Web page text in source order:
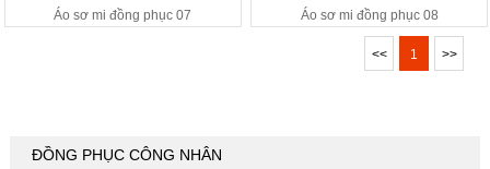
Áo sơ mi đồng phục 07 Áo sơ mi đồng phục 08
<< 1 >>
ĐỒNG PHỤC CÔNG NHÂN